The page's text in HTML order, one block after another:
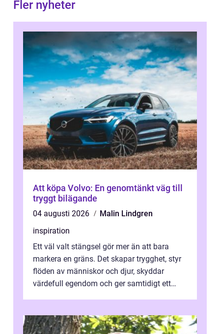
Fler nyheter
Att köpa Volvo: En genomtänkt väg till
tryggt bilägande
04 augusti 2026
Malin Lindgren
inspiration
Ett väl valt stängsel gör mer än att bara
markera en gräns. Det skapar trygghet, styr
flöden av människor och djur, skyddar
värdefull egendom och ger samtidigt ett